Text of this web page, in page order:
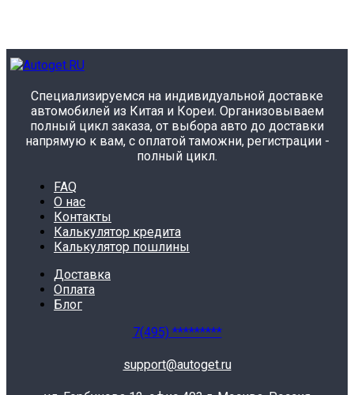
Специализируемся на индивидуальной доставке
автомобилей из Китая и Кореи. Организовываем
полный цикл заказа, от выбора авто до доставки
напрямую к вам, с оплатой таможни, регистрации -
полный цикл.
FAQ
О нас
Контакты
Калькулятор кредита
Калькулятор пошлины
Доставка
Оплата
Блог
7(495) *********
support@autoget.ru